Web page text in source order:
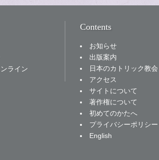
ライン
Contents
お知らせ
出版案内
日本のカトリック教会
アクセス
サイトについて
著作権について
初めてのかたへ
プライバシーポリシー
English